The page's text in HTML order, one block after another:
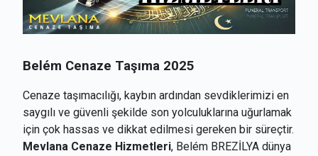
Belém Cenaze Taşıma 2025
Cenaze taşımacılığı, kaybın ardından sevdiklerimizi en
saygılı ve güvenli şekilde son yolculuklarına uğurlamak
için çok hassas ve dikkat edilmesi gereken bir süreçtir.
Mevlana Cenaze Hizmetleri, Belém BREZİLYA dünya